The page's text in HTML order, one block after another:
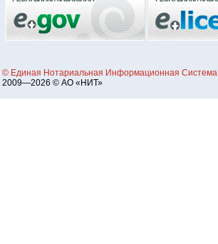
© Единая Нотариальная Информационная Система
2009—2026 © АО «НИТ»